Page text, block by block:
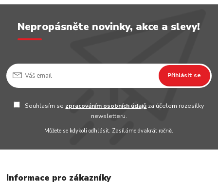
Nepropásněte novinky, akce a slevy!
Přihlásit se
Souhlasím se zpracováním osobních údajů za účelem rozesílky
newsletteru.
Můžete se kdykoli odhlásit. Zasíláme dvakrát ročně.
Informace pro zákazníky